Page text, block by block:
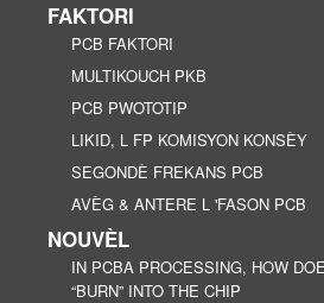
FAKTORI
PCB FAKTORI
MULTIKOUCH PKB
PCB PWOTOTIP
LIKID, L FP KOMISYON KONSÈY
SEGONDÈ FREKANS PCB
AVÈG & ANTERE L 'FASON PCB
NOUVÈL
IN PCBA PROCESSING, HOW
“BURN” INTO THE CHIP